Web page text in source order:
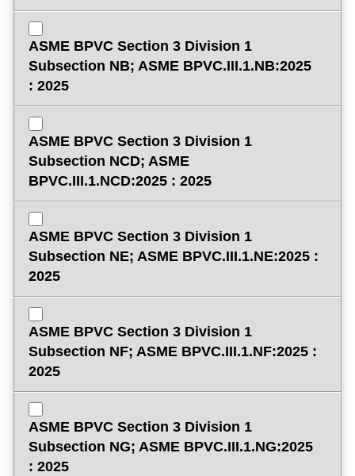
ASME BPVC Section 3 Division 1
Subsection NB; ASME BPVC.III.1.NB:2025
: 2025
ASME BPVC Section 3 Division 1
Subsection NCD; ASME
BPVC.III.1.NCD:2025 : 2025
ASME BPVC Section 3 Division 1
Subsection NE; ASME BPVC.III.1.NE:2025 :
2025
ASME BPVC Section 3 Division 1
Subsection NF; ASME BPVC.III.1.NF:2025 :
2025
ASME BPVC Section 3 Division 1
Subsection NG; ASME BPVC.III.1.NG:2025
: 2025